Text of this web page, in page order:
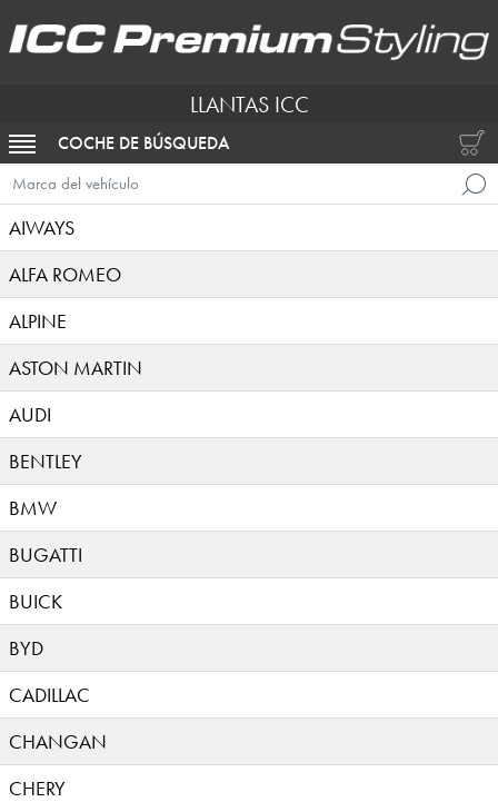
LLANTAS ICC
ACTIVAR NAVEGACIÓN
COCHE DE BÚSQUEDA
Marca del vehículo
AIWAYS
ALFA ROMEO
ALPINE
ASTON MARTIN
AUDI
BENTLEY
BMW
BUGATTI
BUICK
BYD
CADILLAC
CHANGAN
CHERY